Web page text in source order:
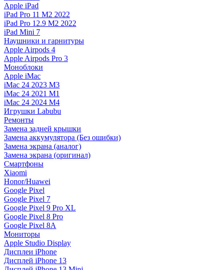
Apple iPad
iPad Pro 11 M2 2022
iPad Pro 12.9 M2 2022
iPad Mini 7
Наушники и гарнитуры
Apple Airpods 4
Apple Airpods Pro 3
Моноблоки
Apple iMac
iMac 24 2023 M3
iMac 24 2021 M1
iMac 24 2024 M4
Игрушки Labubu
Ремонты
Замена задней крышки
Замена аккумулятора (Без ошибки)
Замена экрана (аналог)
Замена экрана (оригинал)
Смартфоны
Xiaomi
Honor/Huawei
Google Pixel
Google Pixel 7
Google Pixel 9 Pro XL
Google Pixel 8 Pro
Google Pixel 8A
Мониторы
Apple Studio Display
Дисплеи iPhone
Дисплей iPhone 13